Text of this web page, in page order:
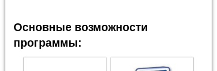
Основные возможности
программы: